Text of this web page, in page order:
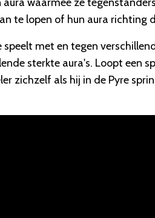
te lopen of hun aura richting
met en tegen
sterkte aura's. Loopt een
zichzelf als hij in de Pyre